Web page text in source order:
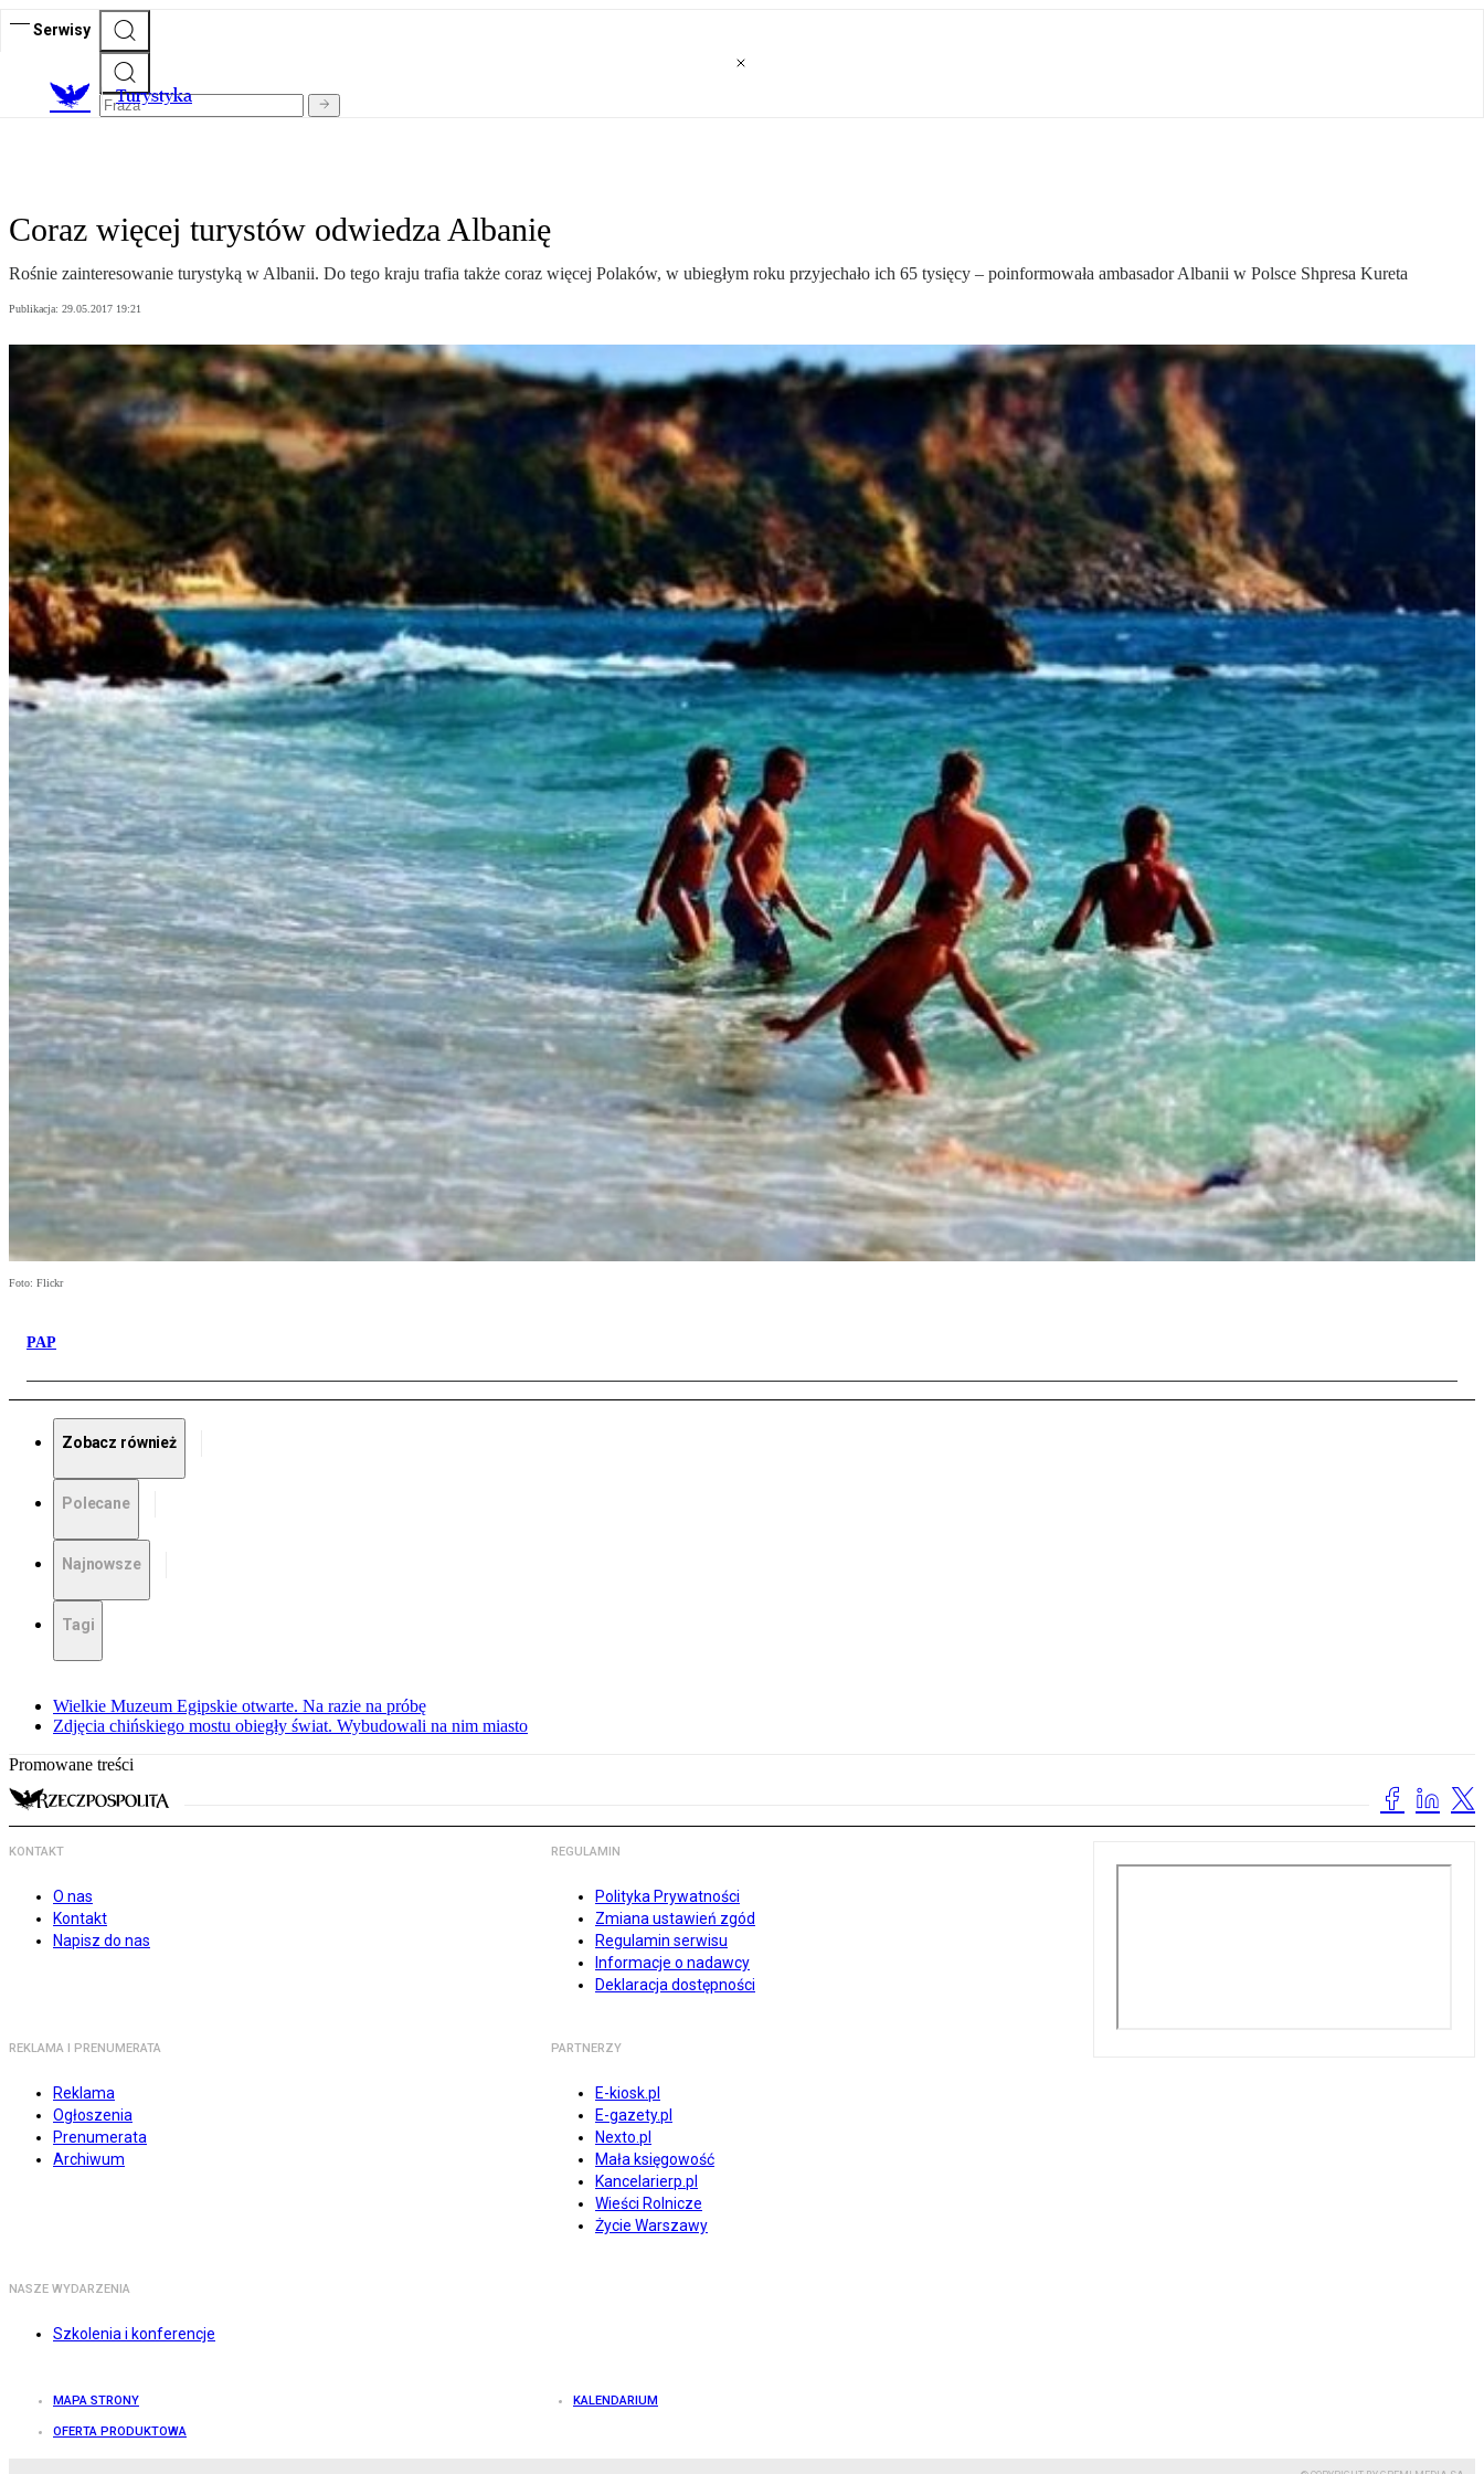
Serwisy
Turystyka
Coraz więcej turystów odwiedza Albanię
Rośnie zainteresowanie turystyką w Albanii. Do tego kraju trafia także coraz więcej Polaków, w ubiegłym roku przyjechało ich 65 tysięcy – poinformowała ambasador Albanii w Polsce Shpresa Kureta
Publikacja: 29.05.2017 19:21
Foto: Flickr
PAP
Zobacz również
Polecane
Najnowsze
Tagi
Wielkie Muzeum Egipskie otwarte. Na razie na próbę
Zdjęcia chińskiego mostu obiegły świat. Wybudowali na nim miasto
Promowane treści
KONTAKT
O nas
Kontakt
Napisz do nas
REGULAMIN
Polityka Prywatności
Zmiana ustawień zgód
Regulamin serwisu
Informacje o nadawcy
Deklaracja dostępności
REKLAMA I PRENUMERATA
Reklama
Ogłoszenia
Prenumerata
Archiwum
PARTNERZY
E-kiosk.pl
E-gazety.pl
Nexto.pl
Mała księgowość
Kancelarierp.pl
Wieści Rolnicze
Życie Warszawy
NASZE WYDARZENIA
Szkolenia i konferencje
MAPA STRONY KALENDARIUM
OFERTA PRODUKTOWA